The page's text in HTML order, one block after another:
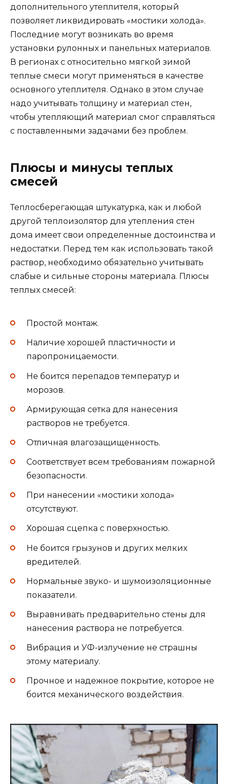
дополнительного утеплителя, который
позволяет ликвидировать «мостики холода».
Последние могут возникать во время
установки рулонных и панельных материалов.
В регионах с относительно мягкой зимой
теплые смеси могут применяться в качестве
основного утеплителя. Однако в этом случае
надо учитывать толщину и материал стен,
чтобы утепляющий материал смог справляться
с поставленными задачами без проблем.
Плюсы и минусы теплых
смесей
Теплосберегающая штукатурка, как и любой
другой теплоизолятор для утепления стен
дома имеет свои определенные достоинства и
недостатки. Перед тем как использовать такой
раствор, необходимо обязательно учитывать
слабые и сильные стороны материала. Плюсы
теплых смесей:
Простой монтаж.
Наличие хорошей пластичности и
паропроницаемости.
Не боится перепадов температур и
морозов.
Армирующая сетка для нанесения
растворов не требуется.
Отличная влагозащищенность.
Соответствует всем требованиям пожарной
безопасности.
При нанесении «мостики холода»
отсутствуют.
Хорошая сцепка с поверхностью.
Не боится грызунов и других мелких
вредителей.
Нормальные звуко- и шумоизоляционные
показатели.
Выравнивать предварительно стены для
нанесения раствора не потребуется.
Вибрация и УФ-излучение не страшны
этому материалу.
Прочное и надежное покрытие, которое не
боится механического воздействия.